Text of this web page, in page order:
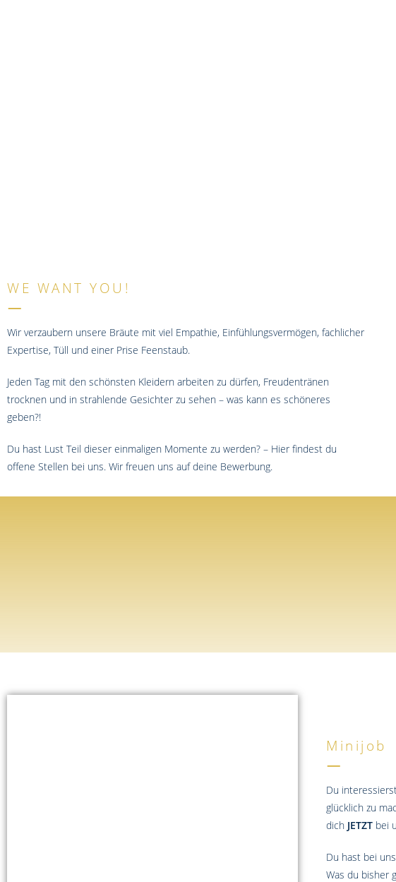
WE WANT YOU!
–
Wir verzaubern unsere Bräute mit viel Empathie, Einfühlungsvermögen, fachlicher
Expertise, Tüll und einer Prise Feenstaub.
Jeden Tag mit den schönsten Kleidern arbeiten zu dürfen, Freudentränen
trocknen und in strahlende Gesichter zu sehen – was kann es schöneres
geben?!
Du hast Lust Teil dieser einmaligen Momente zu werden? – Hier findest du
offene Stellen bei uns. Wir freuen uns auf deine Bewerbung.
Minijob
–
Du
glücklich zu
dich JETZT bei
Du hast bei
Was du bisher